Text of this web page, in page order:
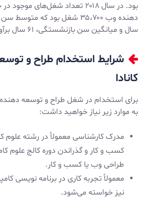
بود. در سال ۲۰۱۸ تعداد شغل‌های
سال و میانگین سن بازنشستگی، ۶۱ سال برآورد شده است.
شرایط استخدام طراح و
کانادا
برای استخدام در شغل طراح و توسعه دهنده
به موارد زیر نیاز خواهید داشت:
مدرک کارشناسی معمولاً در رشته علوم
کسب و کار و گذراندن دوره کالج علوم
طراحی وب یا کسب و کار.
معمولاً تجربه کاری در برنامه نویسی
نیز خواسته می‌شود.